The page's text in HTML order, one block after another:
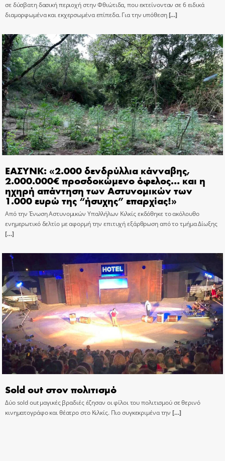
σε δύσβατη δασική περιοχή στην Φθιώτιδα, που εκτείνονταν σε 6 ειδικά
διαμορφωμένα και εκχερσωμένα επίπεδα. Για την υπόθεση[…]
ΕΑΣΥΝΚ: «2.000 δενδρύλλια κάνναβης,
2.000.000€ προσδοκώμενο όφελος… και η
ηχηρή απάντηση των Αστυνομικών των
1.000 ευρώ της “ήσυχης” επαρχίας!»
Από την Ένωση Αστυνομικών Υπαλλήλων Κιλκίς εκδόθηκε το ακόλουθο
ενημερωτικό δελτίο με αφορμή την επιτυχή εξάρθρωση από το τμήμα Δίωξης
[…]
Sold out στον πολιτισμό
Δύο sold out μαγικές βραδιές έζησαν οι φίλοι του πολιτισμού σε θερινό
κινηματογράφο και θέατρο στο Κιλκίς. Πιο συγκεκριμένα την […]